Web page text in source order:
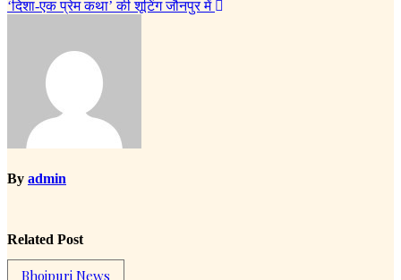
‘दिशा-एक प्रेम कथा’ की शूटिंग जौनपुर में
By admin
Related Post
Bhojpuri News